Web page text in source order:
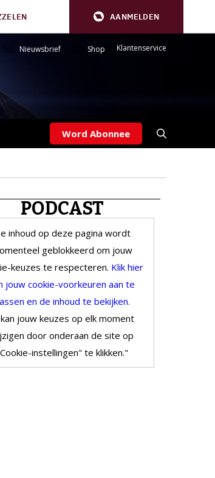
AANMELDEN
Nieuwsbrief Shop Klantenservice
Word Abonnee
PODCAST
inhoud op deze pagina wordt
geblokkeerd om jouw
keuzes te respecteren. Klik hier
jouw cookie-voorkeuren aan te
en de inhoud te bekijken.
kan jouw keuzes op elk moment
door onderaan de site op
instellingen" te klikken."